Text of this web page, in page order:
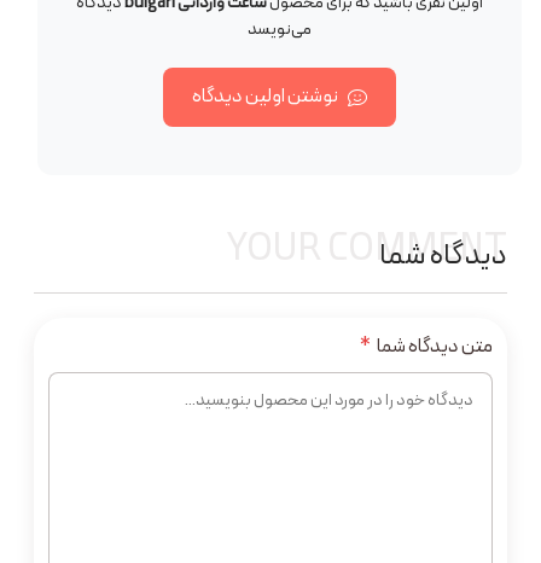
می‌نویسد
نوشتن اولین دیدگاه
دیدگاه شما
YOUR COMMENT
متن دیدگاه شما *